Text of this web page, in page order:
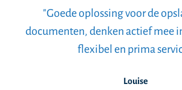
"Goede oplossing voor de
documenten, denken actief mee
flexibel en prima
Louise